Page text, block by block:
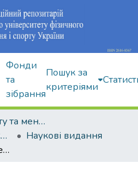
Фонди
та
зібрання
Пошук за
критеріями
Факультет спорту та менеджменту
Кафедра легкої атлетики, зимових видів та велосипедного спорту
Наукові видання
Експериментальна перевірка ефективності програми тренувального процесу кваліфікованих ультрамарафонців, які спеціалізуються в бігу по шосе на дистанції 100 км